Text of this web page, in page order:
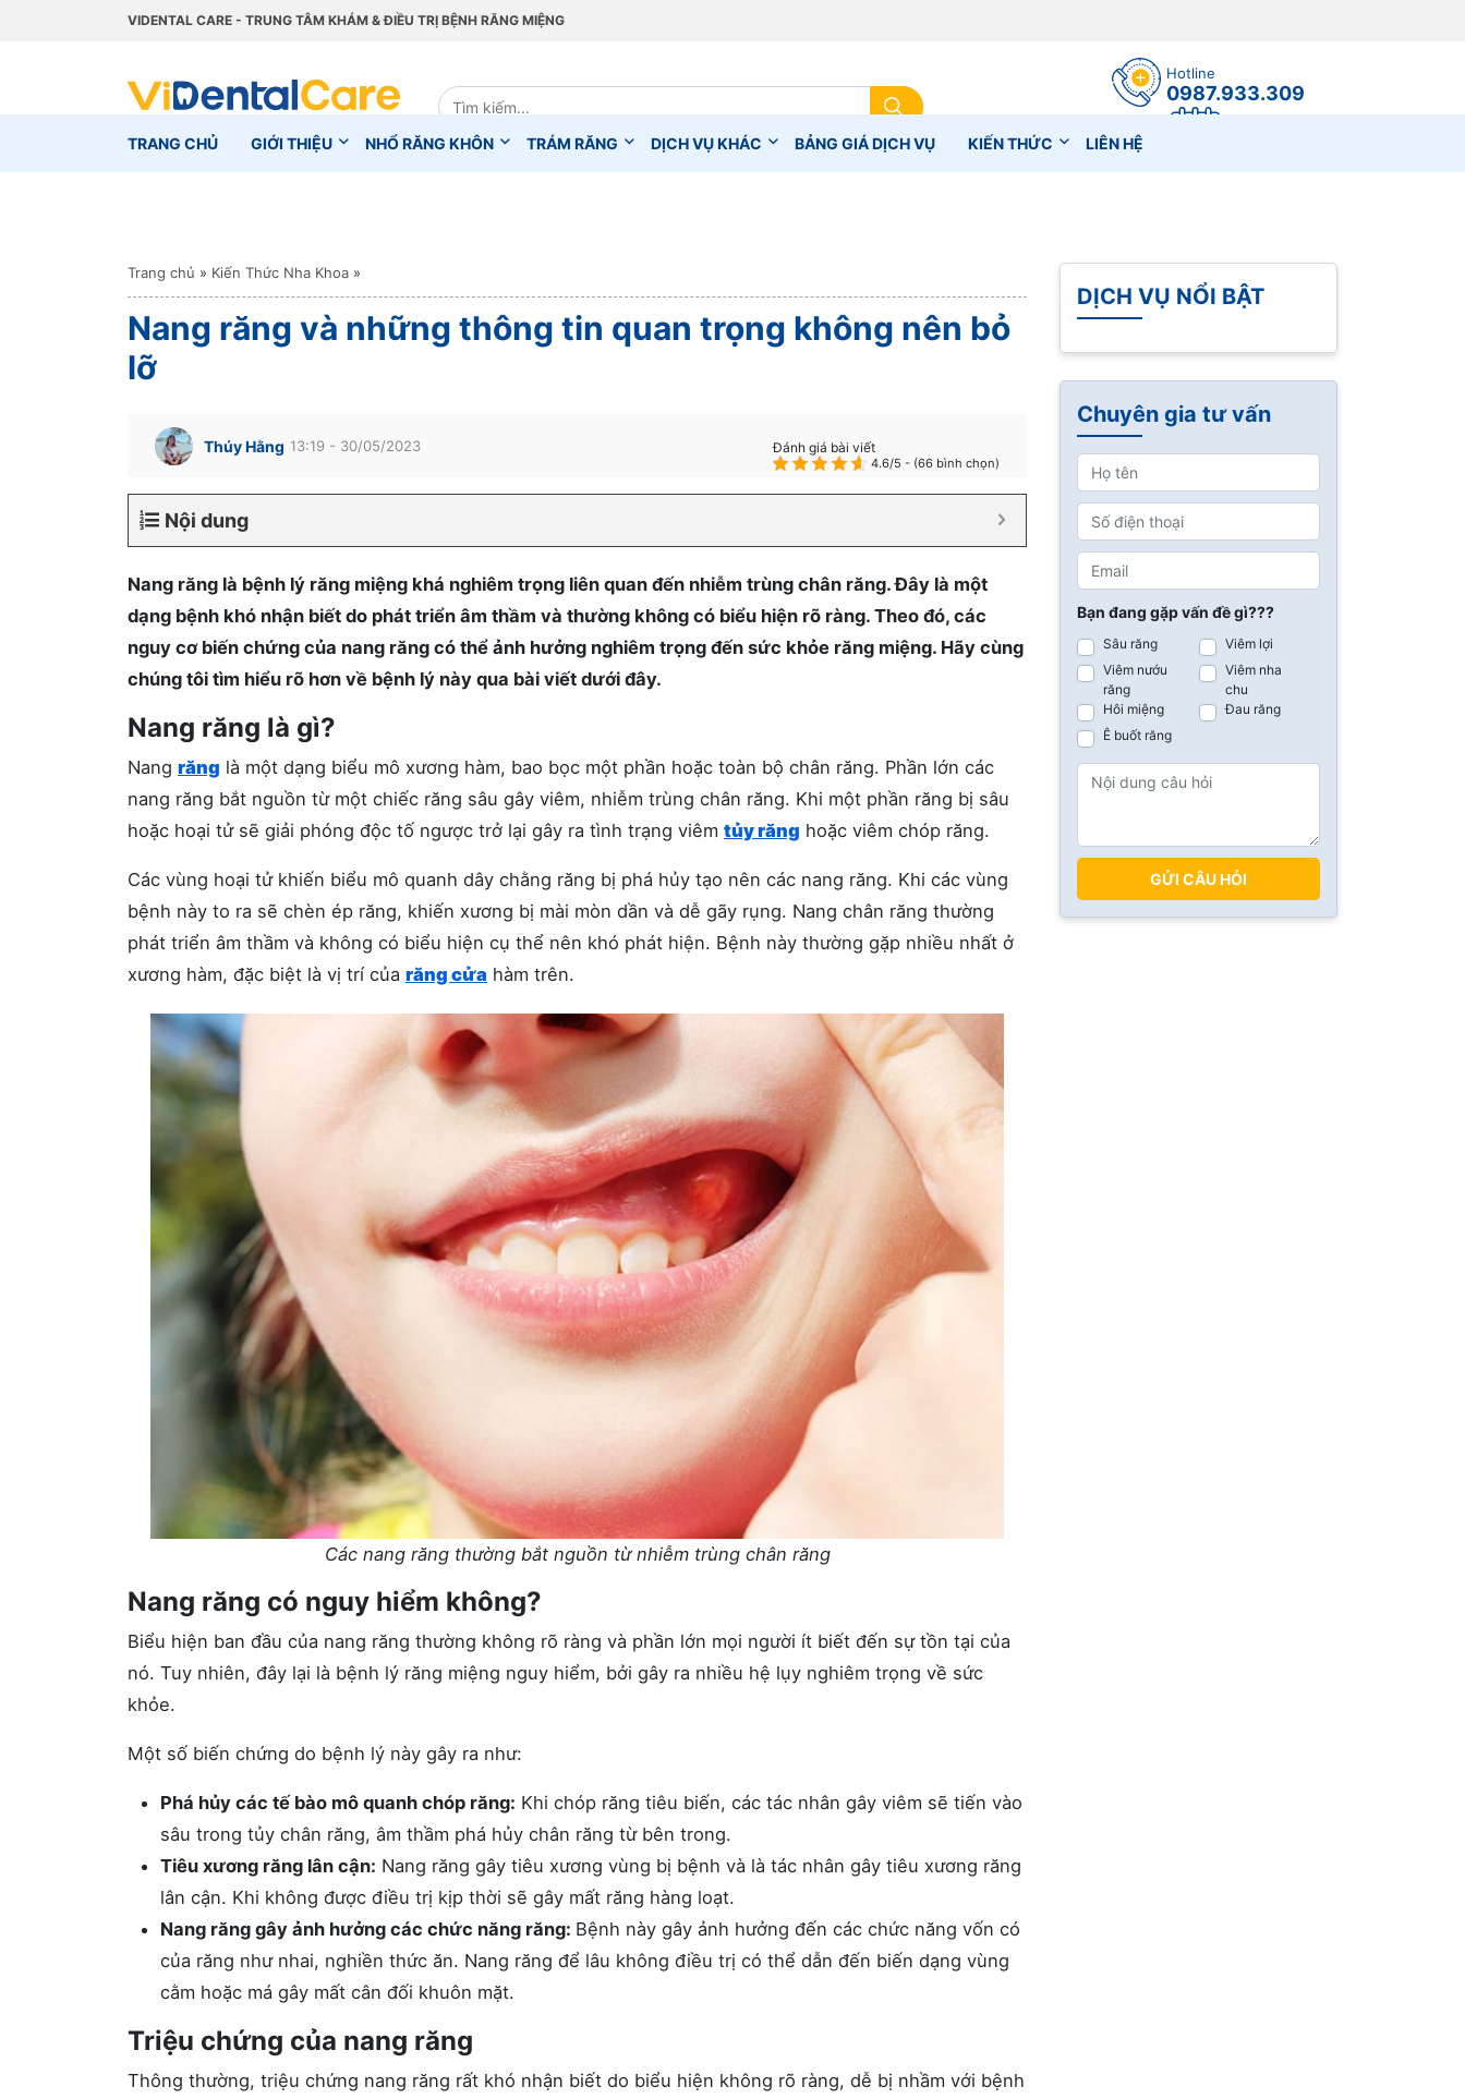
VIDENTAL CARE - TRUNG TÂM KHÁM & ĐIỀU TRỊ BỆNH RĂNG MIỆNG
Hotline
0987.933.309
TRANG CHỦ GIỚI THIỆU NHỔ RĂNG KHÔN TRÁM RĂNG DỊCH VỤ KHÁC BẢNG GIÁ DỊCH VỤ KIẾN THỨC LIÊN HỆ
Trang chủ » Kiến Thức Nha Khoa »
Nang răng và những thông tin quan trọng không nên bỏ
lỡ
Thúy Hằng 13:19 - 30/05/2023 Đánh giá bài viết
4.6/5 - (66 bình chọn)
Nội dung
Nang răng là bệnh lý răng miệng khá nghiêm trọng liên quan đến nhiễm trùng chân răng. Đây là một
dạng bệnh khó nhận biết do phát triển âm thầm và thường không có biểu hiện rõ ràng. Theo đó, các
nguy cơ biến chứng của nang răng có thể ảnh hưởng nghiêm trọng đến sức khỏe răng miệng. Hãy cùng
chúng tôi tìm hiểu rõ hơn về bệnh lý này qua bài viết dưới đây.
Nang răng là gì?
Nang răng là một dạng biểu mô xương hàm, bao bọc một phần hoặc toàn bộ chân răng. Phần lớn các
nang răng bắt nguồn từ một chiếc răng sâu gây viêm, nhiễm trùng chân răng. Khi một phần răng bị sâu
hoặc hoại tử sẽ giải phóng độc tố ngược trở lại gây ra tình trạng viêm tủy răng hoặc viêm chóp răng.
Các vùng hoại tử khiến biểu mô quanh dây chằng răng bị phá hủy tạo nên các nang răng. Khi các vùng
bệnh này to ra sẽ chèn ép răng, khiến xương bị mài mòn dần và dễ gãy rụng. Nang chân răng thường
phát triển âm thầm và không có biểu hiện cụ thể nên khó phát hiện. Bệnh này thường gặp nhiều nhất ở
xương hàm, đặc biệt là vị trí của răng cửa hàm trên.
Các nang răng thường bắt nguồn từ nhiễm trùng chân răng
Nang răng có nguy hiểm không?
Biểu hiện ban đầu của nang răng thường không rõ ràng và phần lớn mọi người ít biết đến sự tồn tại của
nó. Tuy nhiên, đây lại là bệnh lý răng miệng nguy hiểm, bởi gây ra nhiều hệ lụy nghiêm trọng về sức
khỏe.
Một số biến chứng do bệnh lý này gây ra như:
Phá hủy các tế bào mô quanh chóp răng: Khi chóp răng tiêu biến, các tác nhân gây viêm sẽ tiến vào
sâu trong tủy chân răng, âm thầm phá hủy chân răng từ bên trong.
Tiêu xương răng lân cận: Nang răng gây tiêu xương vùng bị bệnh và là tác nhân gây tiêu xương răng
lân cận. Khi không được điều trị kịp thời sẽ gây mất răng hàng loạt.
Nang răng gây ảnh hưởng các chức năng răng: Bệnh này gây ảnh hưởng đến các chức năng vốn có
của răng như nhai, nghiền thức ăn. Nang răng để lâu không điều trị có thể dẫn đến biến dạng vùng
cằm hoặc má gây mất cân đối khuôn mặt.
Triệu chứng của nang răng
Thông thường, triệu chứng nang răng rất khó nhận biết do biểu hiện không rõ ràng, dễ bị nhầm với bệnh
DỊCH VỤ NỔI BẬT
Chuyên gia tư vấn
Bạn đang gặp vấn đề gì???
Sâu răng
Viêm lợi
Viêm nướu
răng
Viêm nha
chu
Hôi miệng
Đau răng
Ê buốt răng
GỬI CÂU HỎI